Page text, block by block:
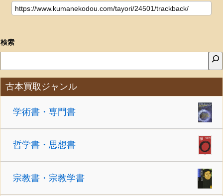
検索
古本買取ジャンル
学術書・専門書
哲学書・思想書
宗教書・宗教学書